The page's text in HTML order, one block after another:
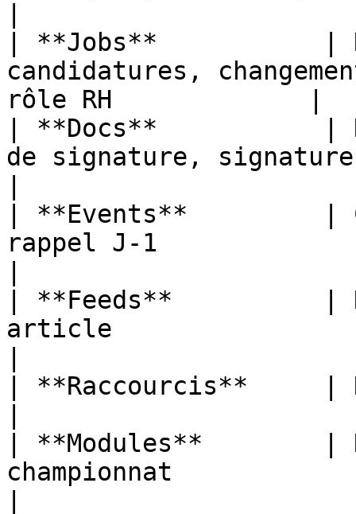
| **Jobs**           |
candidatures,
rôle RH             |
| **Docs**           |
de signature,
| **Events**         |
rappel J-1
| **Feeds**          |
article
| **Raccourcis**     |
| **Modules**        |
championnat